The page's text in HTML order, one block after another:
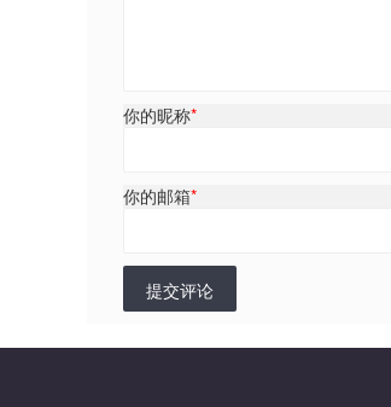
你的昵称*
你的邮箱*
提交评论